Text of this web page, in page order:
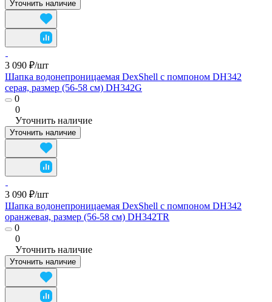
Уточнить наличие
3 090 ₽/шт
Шапка водонепроницаемая DexShell с помпоном DH342
серая, размер (56-58 см) DH342G
0
0
Уточнить наличие
Уточнить наличие
3 090 ₽/шт
Шапка водонепроницаемая DexShell с помпоном DH342
оранжевая, размер (56-58 см) DH342TR
0
0
Уточнить наличие
Уточнить наличие